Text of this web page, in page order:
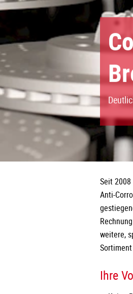
Seit
Anti-
weitere,
Ihre